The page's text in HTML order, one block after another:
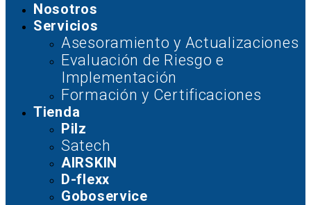
Nosotros
Servicios
Asesoramiento y Actualizaciones
Evaluación de Riesgo e
Implementación
Formación y Certificaciones
Tienda
Pilz
Satech
AIRSKIN
D-flexx
Goboservice